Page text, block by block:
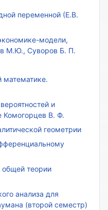
переменной (Е.В.
модели,
М.Ю., Суворов Б. П.
математике.
и
Комогорцев В. Ф.
геометрии
общей теории
анализа для
(второй семестр)